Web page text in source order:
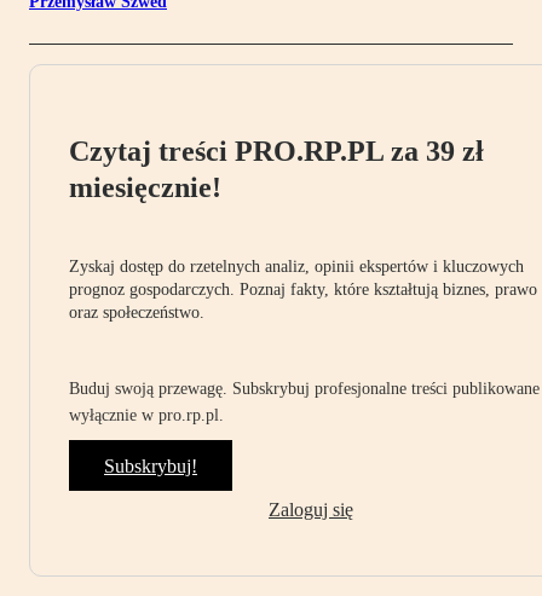
Czytaj treści PRO.RP.PL za 39 zł
miesięcznie!
Zyskaj dostęp do rzetelnych analiz, opinii ekspertów i kluczowych
prognoz gospodarczych. Poznaj fakty, które kształtują biznes, prawo
oraz społeczeństwo.
Buduj swoją przewagę. Subskrybuj profesjonalne treści publikowane
wyłącznie w pro.rp.pl.
Subskrybuj!
Zaloguj się